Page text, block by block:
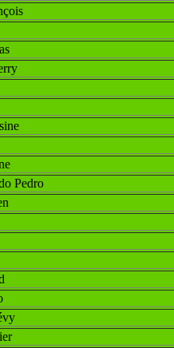
Pedro